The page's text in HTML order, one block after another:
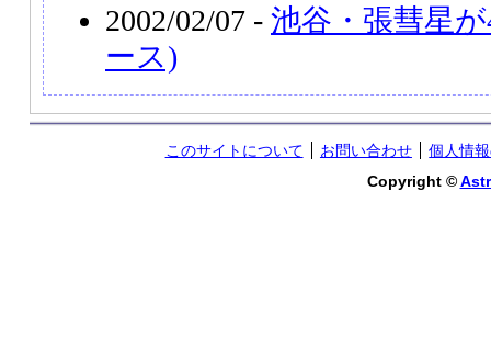
2002/02/07 - 池谷・張彗星
ース)
このサイトについて お問い合わせ
個人情
Copyright ©